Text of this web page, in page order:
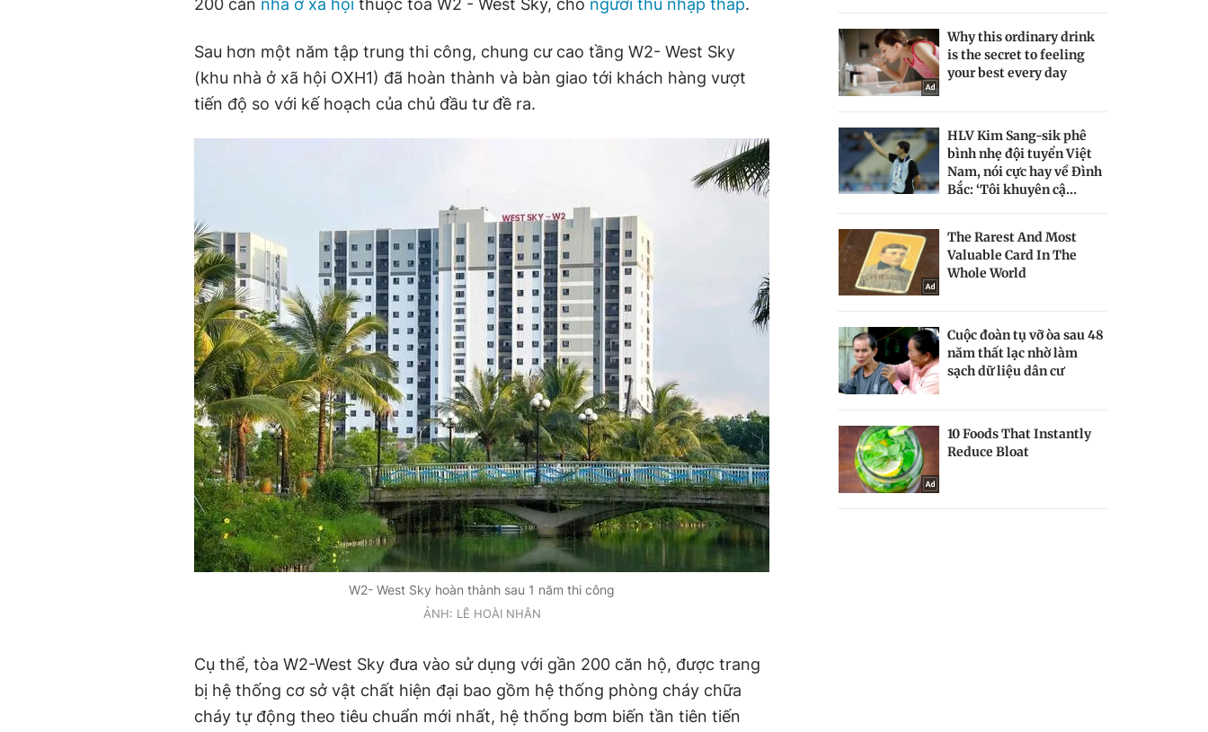
200 căn nhà ở xã hội thuộc tòa W2 - West Sky, cho người thu nhập thấp.
Sau hơn một năm tập trung thi công, chung cư cao tầng W2- West Sky
(khu nhà ở xã hội OXH1) đã hoàn thành và bàn giao tới khách hàng vượt
tiến độ so với kế hoạch của chủ đầu tư đề ra.
W2- West Sky hoàn thành sau 1 năm thi công
ẢNH: LÊ HOÀI NHÂN
Cụ thể, tòa W2-West Sky đưa vào sử dụng với gần 200 căn hộ, được trang
bị hệ thống cơ sở vật chất hiện đại bao gồm hệ thống phòng cháy chữa
cháy tự động theo tiêu chuẩn mới nhất, hệ thống bơm biến tần tiên tiến